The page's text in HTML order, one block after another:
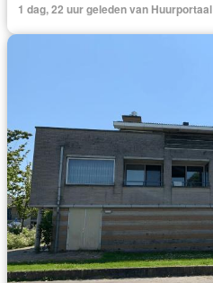
1 dag, 22 uur geleden van Huurportaal